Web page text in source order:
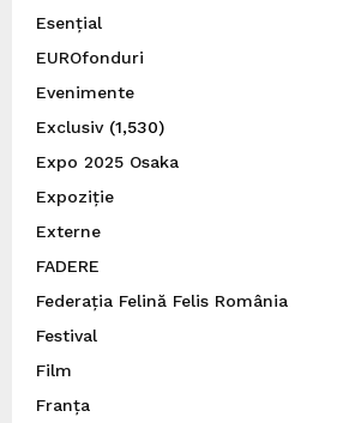
Esențial
EUROfonduri
Evenimente
Exclusiv(1,530)
Expo 2025 Osaka
Expoziție
Externe
FADERE
Federația Felină Felis România
Festival
Film
Franța